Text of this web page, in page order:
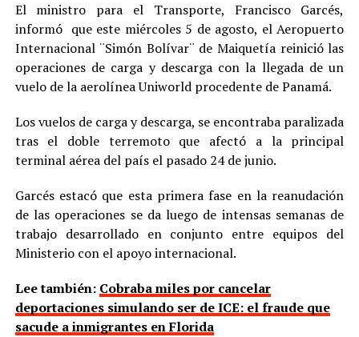
El ministro para el Transporte, Francisco Garcés,
informó que este miércoles 5 de agosto, el Aeropuerto
Internacional ¨Simón Bolívar¨ de Maiquetía reinició las
operaciones de carga y descarga con la llegada de un
vuelo de la aerolínea Uniworld procedente de Panamá.
Los vuelos de carga y descarga, se encontraba paralizada
tras el doble terremoto que afectó a la principal
terminal aérea del país el pasado 24 de junio.
Garcés estacó que esta primera fase en la reanudación
de las operaciones se da luego de intensas semanas de
trabajo desarrollado en conjunto entre equipos del
Ministerio con el apoyo internacional.
Lee también: Cobraba miles por cancelar
deportaciones simulando ser de ICE: el fraude que
sacude a inmigrantes en Florida